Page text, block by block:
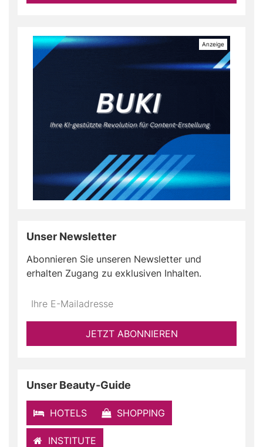
Unser Newsletter
Abonnieren Sie unseren Newsletter und
erhalten Zugang zu exklusiven Inhalten.
Do
*Ihre
JETZT ABONNIEREN
Unser Beauty-Guide
HOTELS SHOPPING
INSTITUTE